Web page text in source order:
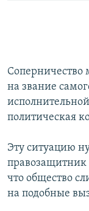
Соперничество
на звание
политическая
Эту ситуацию
правозащитник
что общество
на подобные